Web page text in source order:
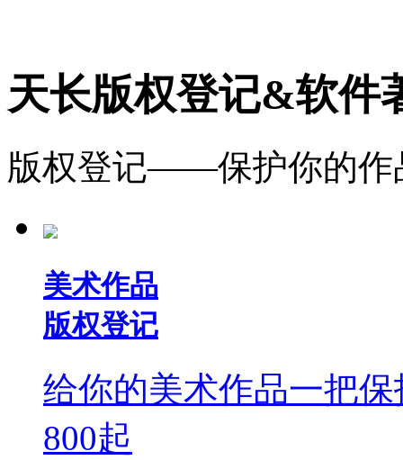
天长版权登记&软件
版权登记——保护你的作
美术作品
版权登记
给你的美术作品一把保
800起